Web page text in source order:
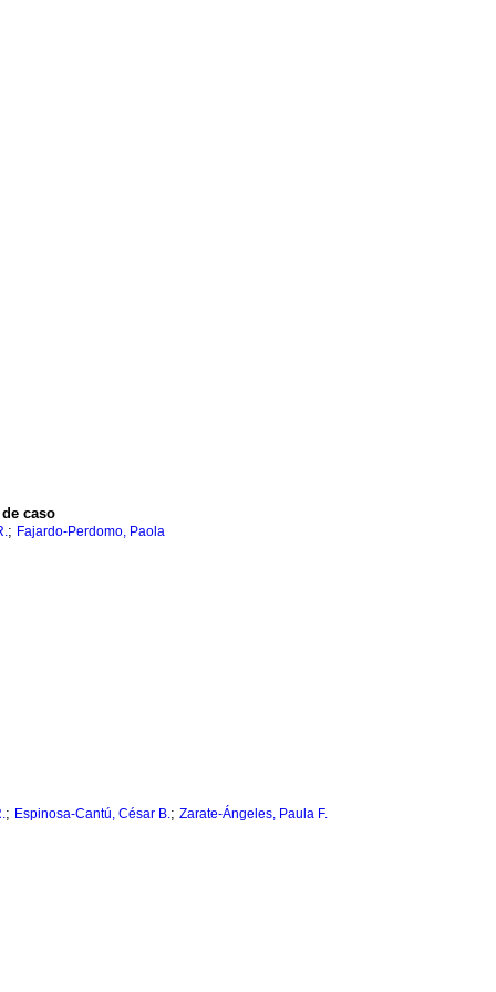
caso
; Fajardo-Perdomo, Paola
; Espinosa-Cantú, César B.; Zarate-Ángeles, Paula F.